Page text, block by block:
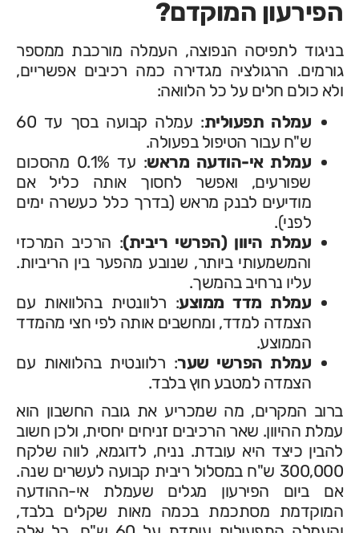
הפירעון המוקדם?
בניגוד לתפיסה הנפוצה, העמלה מורכבת ממספר
גורמים. הרגולציה מגדירה כמה רכיבים אפשריים,
ולא כולם חלים על כל הלוואה:
עמלה תפעולית
: עמלה קבועה בסך עד 60
ש"ח עבור הטיפול בפעולה.
עמלת אי-הודעה מראש
: עד 0.1% מהסכום
שפורעים, ואפשר לחסוך אותה כליל אם
מודיעים לבנק מראש (בדרך כלל כעשרה ימים
לפני).
עמלת היוון (הפרשי ריבית): הרכיב המרכזי
והמשמעותי ביותר, שנובע מהפער בין הריביות.
עליו נרחיב בהמשך.
עמלת מדד ממוצע: רלוונטית בהלוואות עם
הצמדה למדד, ומחשבים אותה לפי חצי מהמדד
הממוצע.
עמלת הפרשי שער: רלוונטית בהלוואות עם
הצמדה למטבע חוץ בלבד.
ברוב המקרים, מה שמכריע את גובה החשבון הוא
עמלת ההיוון. שאר הרכיבים זניחים יחסית, ולכן חשוב
להבין כיצד היא עובדת. נניח, לדוגמא, לווה שלקח
300,000 ש"ח במסלול ריבית קבועה לעשרים שנה.
אם ביום הפירעון מגלים שעמלת אי-ההודעה
המוקדמת מסתכמת בכמה מאות שקלים בלבד,